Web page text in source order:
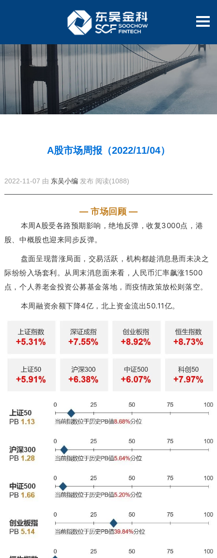
A股市场周报（2022/11/04）
2022-11-07 由 东吴小编 发布 阅读(1088)
— 市场回顾 —
本周A股受各路预期影响，绝地反弹，收复3000点，港
股、中概股也迎来同步反弹。
盘面呈现普涨局面，交易活跃， 机构都趁消息悬而未决之
际纷纷入场套利。 从周末消息面来看，人民币汇率飙涨1500
点，个人养老金投资公募基金落地，而疫情政策放松则落空。
本周融资余额下降4亿，北上资金流出50.11亿。